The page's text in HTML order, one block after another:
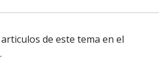
de este tema en el